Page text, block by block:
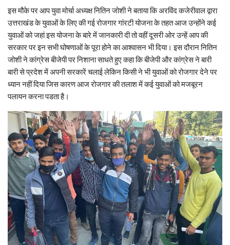
इस मौके पर आप युवा मोर्चा अध्यक्ष नितिन जोशी ने बताया कि अरविंद कजेरीवाल द्वारा
उत्तराखंड के युवाओं के लिए की गई रोजगार गांरटी योजना के तहत आज उन्होंने कई
युवाओं को जहां इस योजना के बारे में जानकारी दी तो वहीं दूसरी ओर उन्हें आप की
सरकार पर इन सभी घोषणाओं के पूरा होने का आश्वासन भी दिया। इस दौरान नितिन
जोशी ने कांग्रेस बीजेपी पर निशाना साधते हुए कहा कि बीजेपी और कांग्रेस ने बारी
बारी से प्रदेश में अपनी सरकारें चलाई लेकिन किसी ने भी युवाओं को रोजगार देने पर
ध्यान नहीं दिया जिस कारण आज रोजगार की तलाश में कई युवाओं को मजबूरन
पलायन करना पडता है।